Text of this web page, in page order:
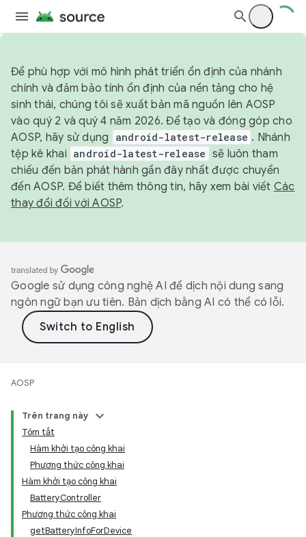
Để phù hợp với mô hình phát triển ổn định của nhánh
chính và đảm bảo tính ổn định của nền tảng cho hệ
sinh thái, chúng tôi sẽ xuất bản mã nguồn lên AOSP
vào quý 2 và quý 4 năm 2026. Để tạo và đóng góp cho
AOSP, hãy sử dụng
android-latest-release . Nhánh
tệp kê khai android-latest-release sẽ luôn tham
chiếu đến bản phát hành gần đây nhất được chuyển
đến AOSP. Để biết thêm thông tin, hãy xem bài viết Các
thay đổi đối với AOSP.
Google sử dụng công nghệ AI để dịch nội dung sang
ngôn ngữ bạn ưu tiên. Bản dịch bằng AI có thể có lỗi.
AOSP
Trên trang này
Tóm tắt
Hàm khởi tạo công khai
Phương thức công khai
Hàm khởi tạo công khai
BatteryController
Phương thức công khai
getBatteryInfoForDevice